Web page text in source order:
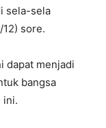
sela-sela
12) sore.
dapat menjadi
bangsa
ini.